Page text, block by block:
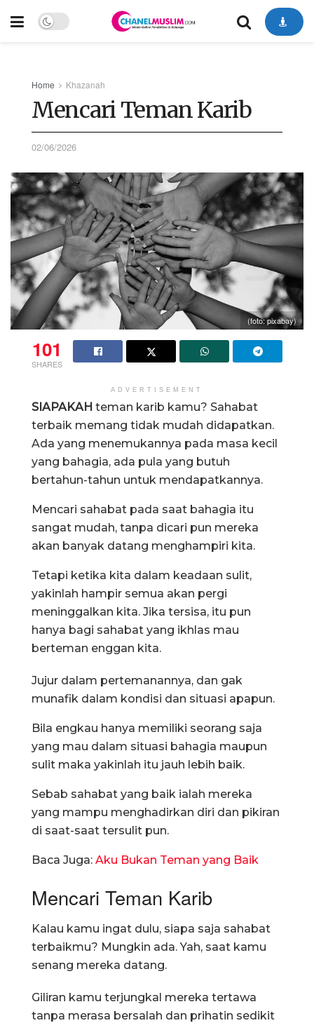
Home Khazanah
Mencari Teman Karib
02/06/2026
(foto: pixabay)
101
SHARES
ADVERTISEMENT
SIAPAKAH teman karib kamu? Sahabat
terbaik memang tidak mudah didapatkan.
Ada yang menemukannya pada masa kecil
yang bahagia, ada pula yang butuh
bertahun-tahun untuk mendapatkannya.
Mencari sahabat pada saat bahagia itu
sangat mudah, tanpa dicari pun mereka
akan banyak datang menghampiri kita.
Tetapi ketika kita dalam keadaan sulit,
yakinlah hampir semua akan pergi
meninggalkan kita. Jika tersisa, itu pun
hanya bagi sahabat yang ikhlas mau
berteman enggan kita.
Jujur dalam pertemanannya, dan gak
munafik dalam kondisi dan situasi apapun.
Bila engkau hanya memiliki seorang saja
yang mau dalam situasi bahagia maupun
sulit maka yakinlah itu jauh lebih baik.
Sebab sahabat yang baik ialah mereka
yang mampu menghadirkan diri dan pikiran
di saat-saat tersulit pun.
Baca Juga: Aku Bukan Teman yang Baik
Mencari Teman Karib
Kalau kamu ingat dulu, siapa saja sahabat
terbaikmu? Mungkin ada. Yah, saat kamu
senang mereka datang.
Giliran kamu terjungkal mereka tertawa
tanpa merasa bersalah dan prihatin sedikit